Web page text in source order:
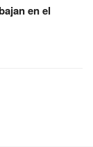
en el